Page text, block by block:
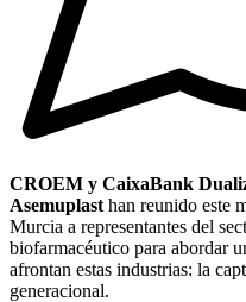
CROEM y CaixaBank
Asemuplast han reunido este
Murcia a representantes del
biofarmacéutico para abordar
afrontan estas industrias: la
generacional.